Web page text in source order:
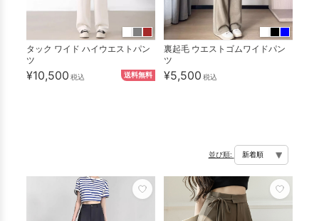
タック ワイド ハイウエストパン
ツ
¥10,500 税込 送料無料
裏起毛 ウエストゴムワイドパン
ツ
¥5,500 税込
並び順: